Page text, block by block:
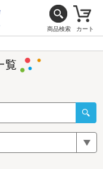
商品検索 カート
覧